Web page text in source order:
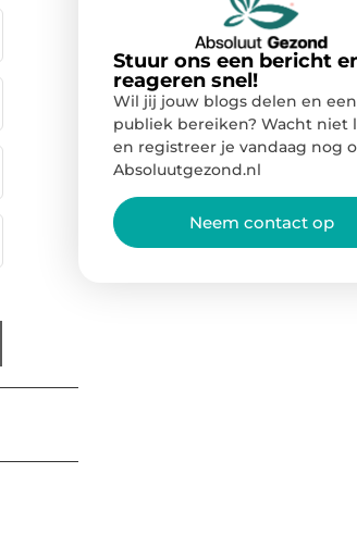
Stuur ons een bericht
reageren snel!
Wil jij jouw blogs delen en
publiek bereiken? Wacht niet
en registreer je vandaag nog
Absoluutgezond.nl
Neem contact op